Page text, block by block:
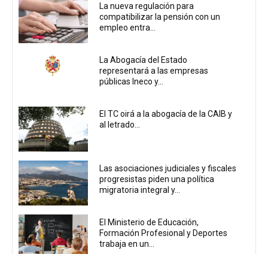
La nueva regulación para
compatibilizar la pensión con un
empleo entra...
La Abogacía del Estado
representará a las empresas
públicas Ineco y...
El TC oirá a la abogacía de la CAIB y
al letrado...
Las asociaciones judiciales y fiscales
progresistas piden una política
migratoria integral y...
El Ministerio de Educación,
Formación Profesional y Deportes
trabaja en un...